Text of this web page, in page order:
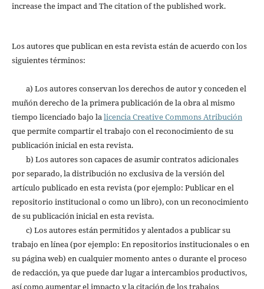
increase the impact and The citation of the published work.
Los autores que publican en esta revista están de acuerdo con los
siguientes términos:
a) Los autores conservan los derechos de autor y conceden el
muñón derecho de la primera publicación de la obra al mismo
tiempo licenciado bajo lalicencia Creative Commons Atribución
que permite compartir el trabajo con el reconocimiento de su
publicación inicial en esta revista.
b) Los autores son capaces de asumir contratos adicionales
por separado, la distribución no exclusiva de la versión del
artículo publicado en esta revista (por ejemplo: Publicar en el
repositorio institucional o como un libro), con un reconocimiento
de su publicación inicial en esta revista.
c) Los autores están permitidos y alentados a publicar su
trabajo en línea (por ejemplo: En repositorios institucionales o en
su página web) en cualquier momento antes o durante el proceso
de redacción, ya que puede dar lugar a intercambios productivos,
así como aumentar el impacto y la citación de los trabajos